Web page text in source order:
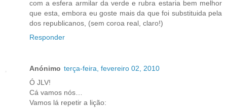
com a esfera armilar da verde e rubra estaria bem melhor
que esta, embora eu goste mais da que foi substituida pela
dos republicanos, (sem coroa real, claro!)
Responder
Anónimo terça-feira, fevereiro 02, 2010
Ó JLV!
Cá vamos nós…
Vamos lá repetir a lição: